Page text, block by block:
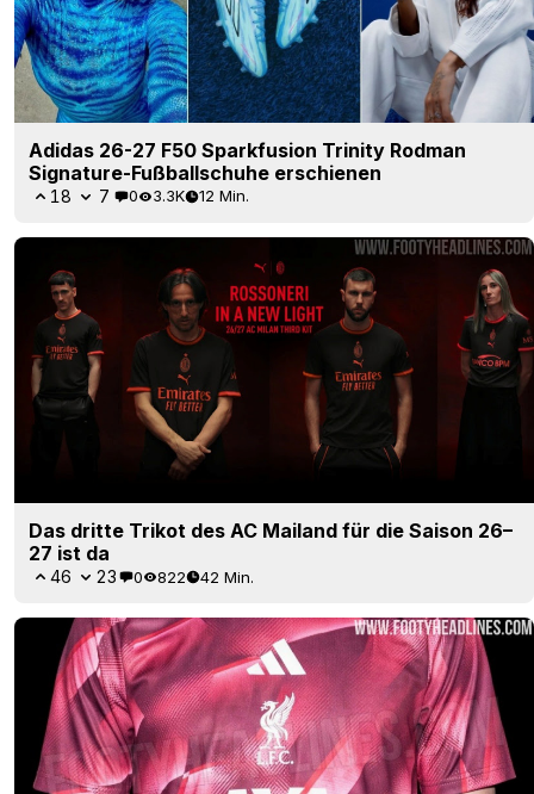
Adidas 26-27 F50 Sparkfusion Trinity Rodman
Signature-Fußballschuhe erschienen
18 7 0 3.3K 12 Min.
Das dritte Trikot des AC Mailand für die Saison 26–
27 ist da
46 23 0 822 42 Min.